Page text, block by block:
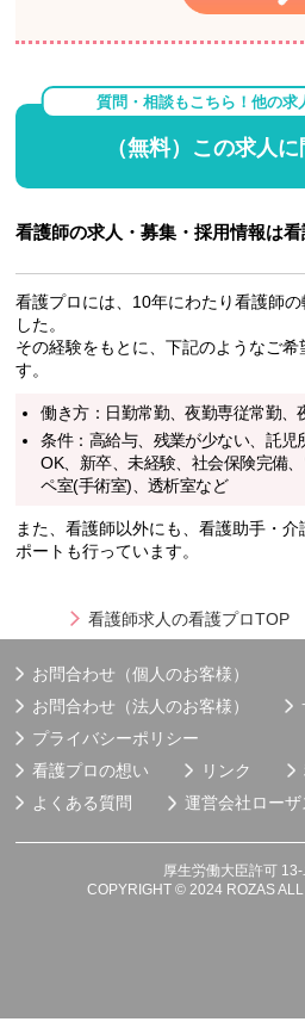
質問・相談もこちら！他の求
（無料）この求人
看護師の求人・募集・採用情報は看
看護プロには、10年にわたり看護師
した。
その経験をもとに、下記のようなご
す。
働き方：日勤常勤、夜勤専従常勤、
条件：高給与、残業が少ない、託児
OK、新卒、未経験、社会保険完備
ペ室(手術室)、透析室など
また、看護師以外にも、看護助手・
ポートも行っています。
看護師求人の看護プロTOP
お問合わせ（個人のお客様）
お問合わせ（法人のお客様）
プライバシーポリシー
看護プロの想い
リンク
よくある質問
運営会社ローザ
厚生労働大臣許可
COPYRIGHT © 2024 ROZAS